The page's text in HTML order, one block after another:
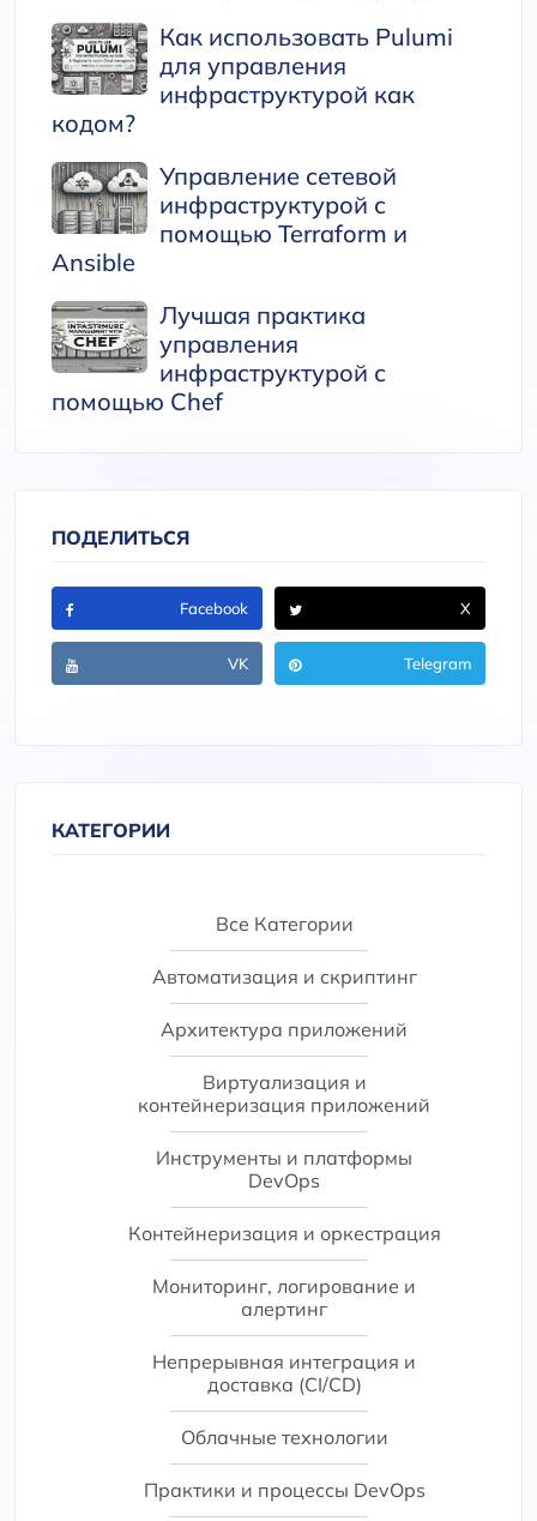
Как использовать Pulumi
для управления
инфраструктурой как
кодом?
Управление сетевой
инфраструктурой с
помощью Terraform и
Ansible
Лучшая практика
управления
инфраструктурой с
помощью Chef
ПОДЕЛИТЬСЯ
Facebook X
VK Telegram
КАТЕГОРИИ
Все Категории
Автоматизация и скриптинг
Архитектура приложений
Виртуализация и
контейнеризация приложений
Инструменты и платформы
DevOps
Контейнеризация и оркестрация
Мониторинг, логирование и
алертинг
Непрерывная интеграция и
доставка (CI/CD)
Облачные технологии
Практики и процессы DevOps